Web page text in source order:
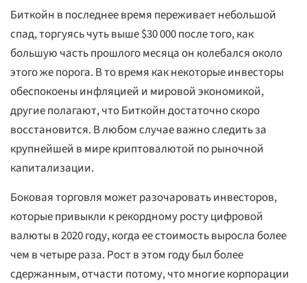
Биткойн в последнее время переживает небольшой
спад, торгуясь чуть выше $30 000 после того, как
большую часть прошлого месяца он колебался около
этого же порога. В то время как некоторые инвесторы
обеспокоены инфляцией и мировой экономикой,
другие полагают, что Биткойн достаточно скоро
восстановится. В любом случае важно следить за
крупнейшей в мире криптовалютой по рыночной
капитализации.
Боковая торговля может разочаровать инвесторов,
которые привыкли к рекордному росту цифровой
валюты в 2020 году, когда ее стоимость выросла более
чем в четыре раза. Рост в этом году был более
сдержанным, отчасти потому, что многие корпорации